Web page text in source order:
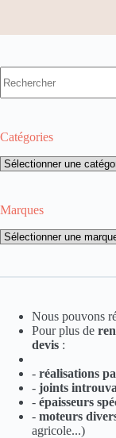
résultat
Catégories
Catégories
Marques
Marques
Nous pouvons
Pour plus de
devis :
- réalisations
- joints
- épaisseurs
- moteurs
agricole...)